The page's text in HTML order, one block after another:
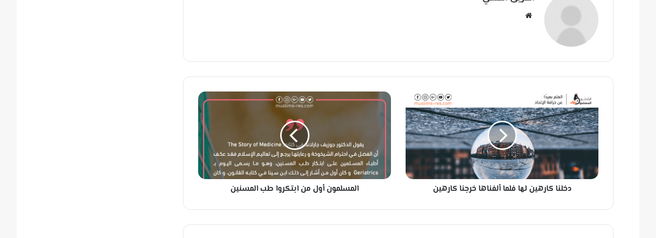
خ
ل
ن
ا
ك
ر
ه
ل
دخلنا كارهين لها فلما ألفناها خرجنا كارهين
ا
أ
م
المسلمون أول من ابتكروا طب المسنين